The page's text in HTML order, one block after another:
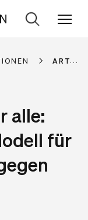
Zur
alle:
für